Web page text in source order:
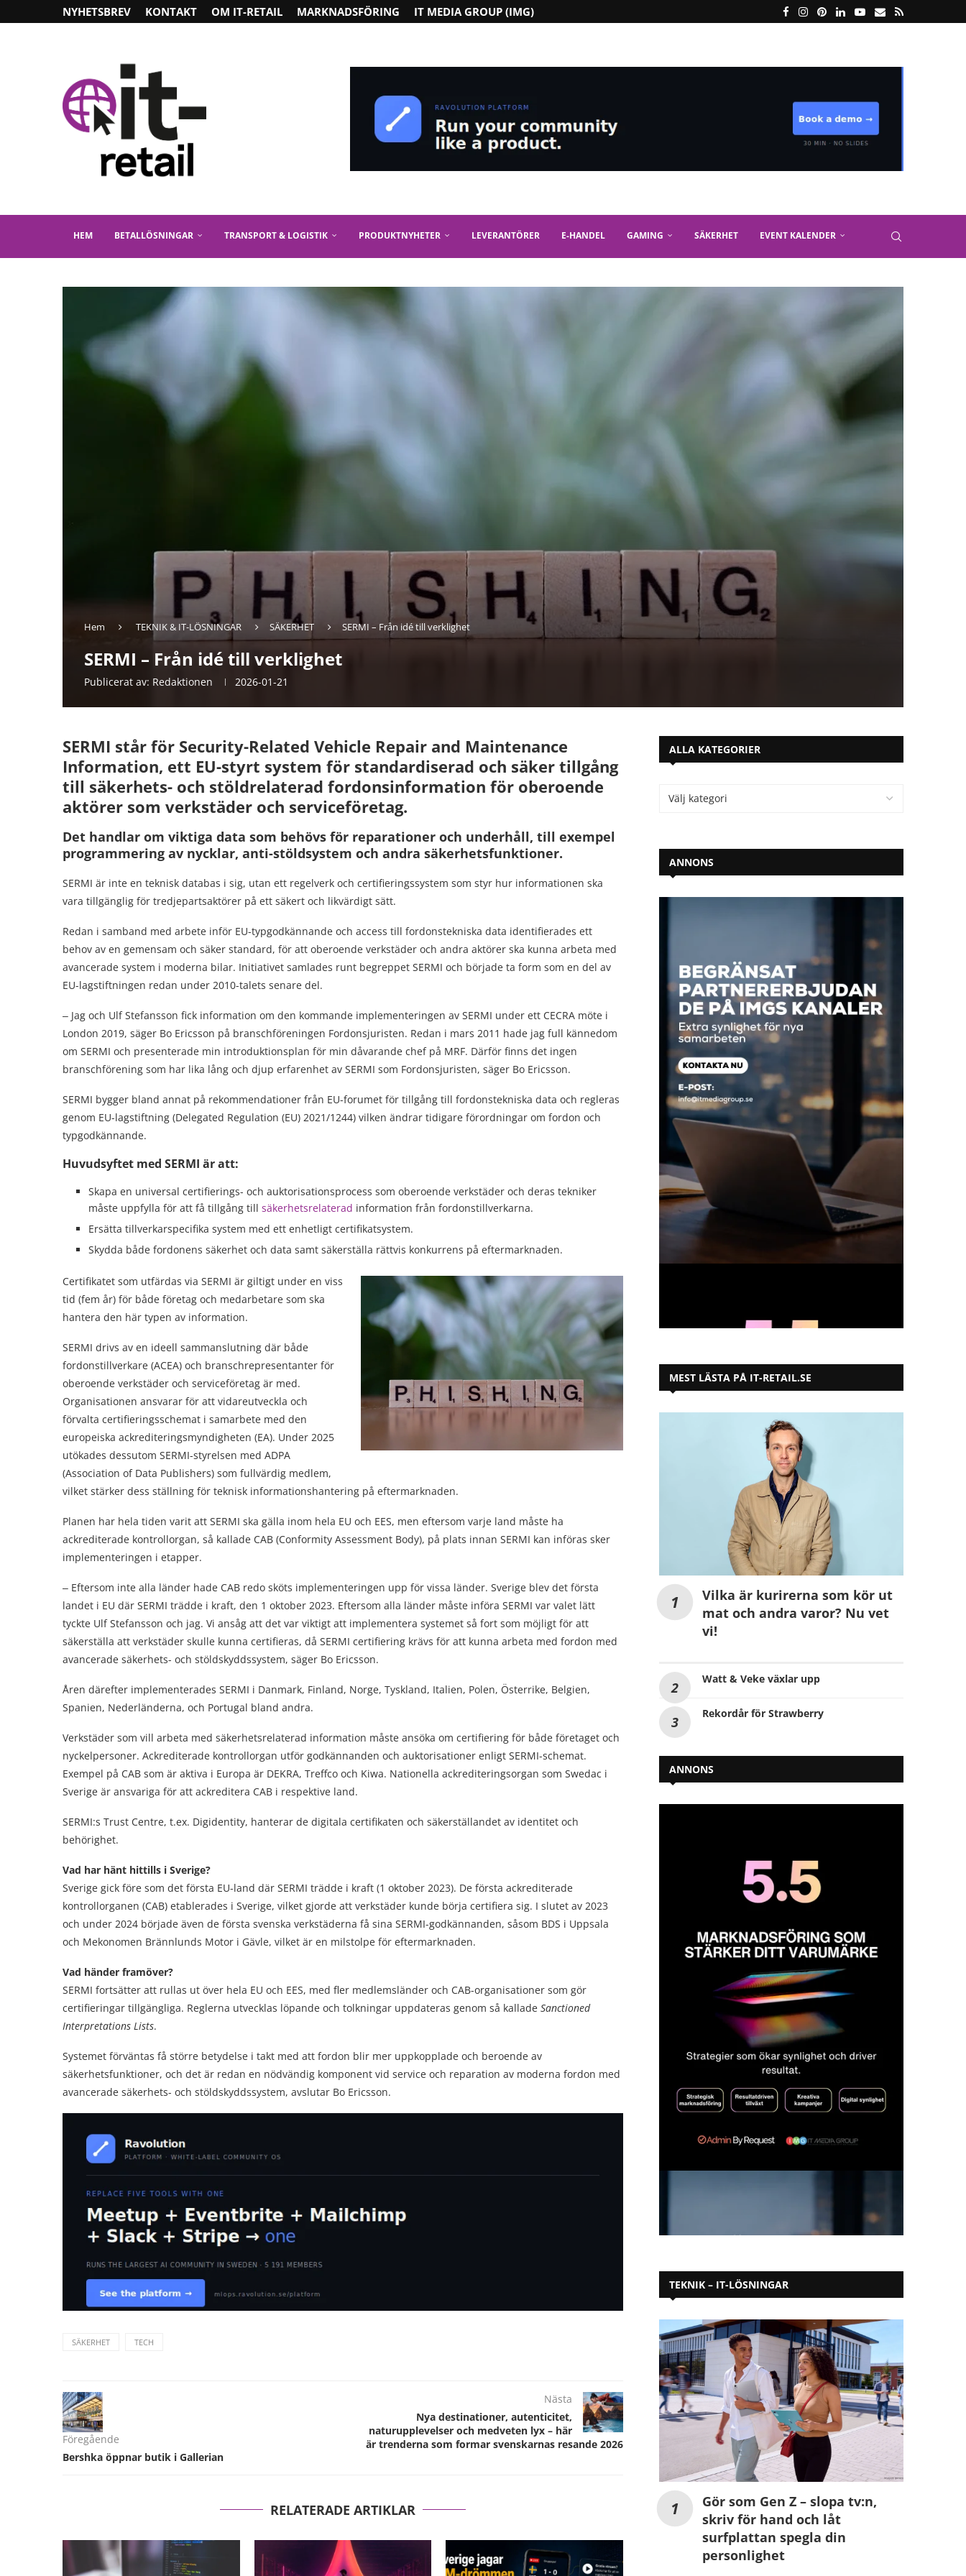
NYHETSBREV KONTAKT OM IT-RETAIL MARKNADSFÖRING IT MEDIA GROUP (IMG)
HEM BETALLÖSNINGAR TRANSPORT & LOGISTIK PRODUKTNYHETER LEVERANTÖRER E-HANDEL GAMING SÄKERHET EVENT KALENDER
Hem TEKNIK & IT-LÖSNINGAR SÄKERHET SERMI – Från idé till verklighet
SERMI – Från idé till verklighet
Publicerat av: Redaktionen 2026-01-21
SERMI står för Security-Related Vehicle Repair and Maintenance
Information, ett EU-styrt system för standardiserad och säker tillgång
till säkerhets- och stöldrelaterad fordonsinformation för oberoende
aktörer som verkstäder och serviceföretag.
Det handlar om viktiga data som behövs för reparationer och underhåll, till exempel
programmering av nycklar, anti-stöldsystem och andra säkerhetsfunktioner.
SERMI är inte en teknisk databas i sig, utan ett regelverk och certifieringssystem som styr hur informationen ska
vara tillgänglig för tredjepartsaktörer på ett säkert och likvärdigt sätt.
Redan i samband med arbete inför EU-typgodkännande och access till fordonstekniska data identifierades ett
behov av en gemensam och säker standard, för att oberoende verkstäder och andra aktörer ska kunna arbeta med
avancerade system i moderna bilar. Initiativet samlades runt begreppet SERMI och började ta form som en del av
EU-lagstiftningen redan under 2010-talets senare del.
‒ Jag och Ulf Stefansson fick information om den kommande implementeringen av SERMI under ett CECRA möte i
London 2019, säger Bo Ericsson på branschföreningen Fordonsjuristen. Redan i mars 2011 hade jag full kännedom
om SERMI och presenterade min introduktionsplan för min dåvarande chef på MRF. Därför finns det ingen
branschförening som har lika lång och djup erfarenhet av SERMI som Fordonsjuristen, säger Bo Ericsson.
SERMI bygger bland annat på rekommendationer från EU-forumet för tillgång till fordonstekniska data och regleras
genom EU-lagstiftning (Delegated Regulation (EU) 2021/1244) vilken ändrar tidigare förordningar om fordon och
typgodkännande.
Huvudsyftet med SERMI är att:
Skapa en universal certifierings- och auktorisationsprocess som oberoende verkstäder och deras tekniker
måste uppfylla för att få tillgång till säkerhetsrelaterad information från fordonstillverkarna.
Ersätta tillverkarspecifika system med ett enhetligt certifikatsystem.
Skydda både fordonens säkerhet och data samt säkerställa rättvis konkurrens på eftermarknaden.
Certifikatet som utfärdas via SERMI är giltigt under en viss
tid (fem år) för både företag och medarbetare som ska
hantera den här typen av information.
SERMI drivs av en ideell sammanslutning där både
fordonstillverkare (ACEA) och branschrepresentanter för
oberoende verkstäder och serviceföretag är med.
Organisationen ansvarar för att vidareutveckla och
förvalta certifieringsschemat i samarbete med den
europeiska ackrediteringsmyndigheten (EA). Under 2025
utökades dessutom SERMI-styrelsen med ADPA
(Association of Data Publishers) som fullvärdig medlem,
vilket stärker dess ställning för teknisk informationshantering på eftermarknaden.
Planen har hela tiden varit att SERMI ska gälla inom hela EU och EES, men eftersom varje land måste ha
ackrediterade kontrollorgan, så kallade CAB (Conformity Assessment Body), på plats innan SERMI kan införas sker
implementeringen i etapper.
‒ Eftersom inte alla länder hade CAB redo sköts implementeringen upp för vissa länder. Sverige blev det första
landet i EU där SERMI trädde i kraft, den 1 oktober 2023. Eftersom alla länder måste införa SERMI var valet lätt
tyckte Ulf Stefansson och jag. Vi ansåg att det var viktigt att implementera systemet så fort som möjligt för att
säkerställa att verkstäder skulle kunna certifieras, då SERMI certifiering krävs för att kunna arbeta med fordon med
avancerade säkerhets- och stöldskyddssystem, säger Bo Ericsson.
Åren därefter implementerades SERMI i Danmark, Finland, Norge, Tyskland, Italien, Polen, Österrike, Belgien,
Spanien, Nederländerna, och Portugal bland andra.
Verkstäder som vill arbeta med säkerhetsrelaterad information måste ansöka om certifiering för både företaget och
nyckelpersoner. Ackrediterade kontrollorgan utför godkännanden och auktorisationer enligt SERMI-schemat.
Exempel på CAB som är aktiva i Europa är DEKRA, Treffco och Kiwa. Nationella ackrediteringsorgan som Swedac i
Sverige är ansvariga för att ackreditera CAB i respektive land.
SERMI:s Trust Centre, t.ex. Digidentity, hanterar de digitala certifikaten och säkerställandet av identitet och
behörighet.
Vad har hänt hittills i Sverige?
Sverige gick före som det första EU-land där SERMI trädde i kraft (1 oktober 2023). De första ackrediterade
kontrollorganen (CAB) etablerades i Sverige, vilket gjorde att verkstäder kunde börja certifiera sig. I slutet av 2023
och under 2024 började även de första svenska verkstäderna få sina SERMI-godkännanden, såsom BDS i Uppsala
och Mekonomen Brännlunds Motor i Gävle, vilket är en milstolpe för eftermarknaden.
Vad händer framöver?
SERMI fortsätter att rullas ut över hela EU och EES, med fler medlemsländer och CAB-organisationer som gör
certifieringar tillgängliga. Reglerna utvecklas löpande och tolkningar uppdateras genom så kallade Sanctioned
Interpretations Lists.
Systemet förväntas få större betydelse i takt med att fordon blir mer uppkopplade och beroende av
säkerhetsfunktioner, och det är redan en nödvändig komponent vid service och reparation av moderna fordon med
avancerade säkerhets- och stöldskyddssystem, avslutar Bo Ericsson.
SÄKERHET TECH
Föregående
Bershka öppnar butik i Gallerian
Nästa
Nya destinationer, autenticitet,
naturupplevelser och medveten lyx – här
är trenderna som formar svenskarnas resande 2026
RELATERADE ARTIKLAR
ALLA KATEGORIER
ANNONS
MEST LÄSTA PÅ IT-RETAIL.SE
Vilka är kurirerna som kör ut
mat och andra varor? Nu vet
vi!
Watt & Veke växlar upp
Rekordår för Strawberry
ANNONS
TEKNIK – IT-LÖSNINGAR
Gör som Gen Z – slopa tv:n,
skriv för hand och låt
surfplattan spegla din
personlighet